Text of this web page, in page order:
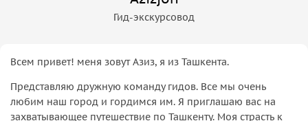
Гид-экскурсовод
Всем привет! меня зовут Азиз, я из Ташкента.
Представляю дружную команду гидов. Все мы очень
любим наш город и гордимся им. Я приглашаю вас на
захватывающее путешествие по Ташкенту. Моя страсть к